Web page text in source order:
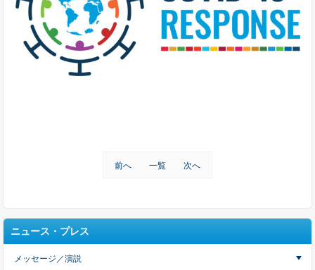
前へ 一覧 次へ
ニュース・プレス
メッセージ／演説